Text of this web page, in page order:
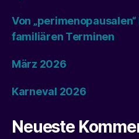
Von
familiären Terminen
März 2026
Karneval 2026
Neueste